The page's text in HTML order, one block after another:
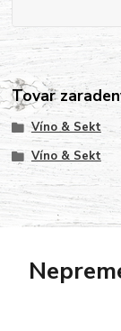
Tovar
Víno & Sekt
Víno & Sekt